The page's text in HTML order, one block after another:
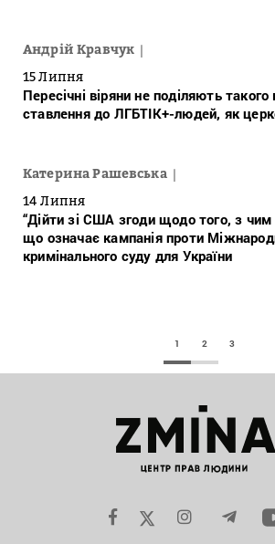
Андрій Кравчук
15 Липня
Пересічні віряни не поділяють
ставлення до ЛГБТІК+-людей, як
Катерина Рашевська
14 Липня
“Дійти зі США згоди щодо того, з чим
що означає кампанія проти
кримінального суду для України
1 2 3